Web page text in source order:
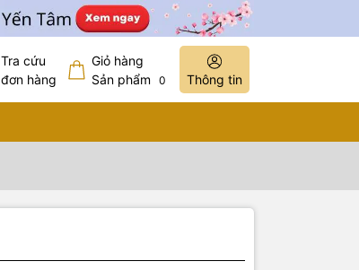
Tra cứu
đơn hàng
Giỏ hàng
Sản phẩm
0 Thông tin